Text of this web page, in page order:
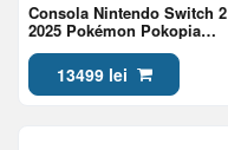
Consola Nintendo Switch 2
2025 Pokémon Pokopia
Bundle
13499 lei